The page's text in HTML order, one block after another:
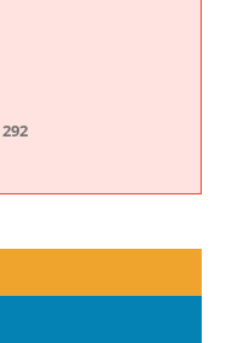
292